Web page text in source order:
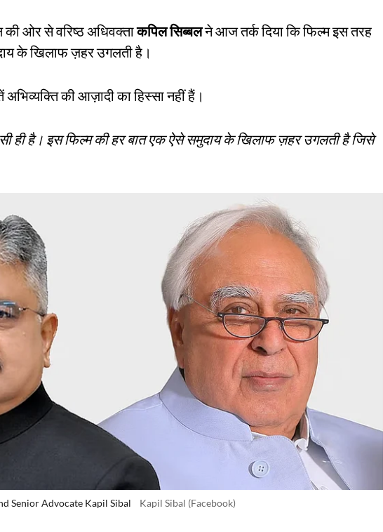
की ओर से वरिष्ठ अधिवक्ताकपिल सिब्बलने आज तर्क दिया कि फिल्म इस तरह
के खिलाफ ज़हर उगलती है।
की आज़ादी का हिस्सा नहीं हैं।
ही है। इस फिल्म की हर बात एक ऐसे समुदाय के खिलाफ ज़हर उगलती है जिसे
Senior Advocate Kapil Sibal Kapil Sibal (Facebook)